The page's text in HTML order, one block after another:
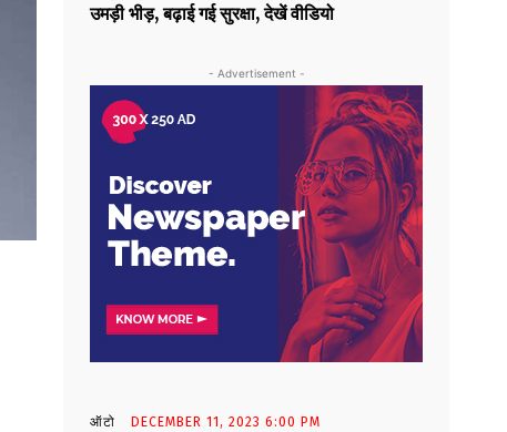
उमड़ी भीड़, बढ़ाई गई सुरक्षा, देखें वीडियो
- Advertisement -
ऑटो DECEMBER 11, 2023 6:00 PM